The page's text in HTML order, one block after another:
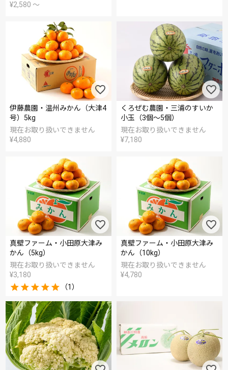
¥2,580 〜
伊藤農園・温州みかん（大津4
号）5kg
現在お取り扱いできません
¥4,880
くろぜむ農園・三浦のすいか
小玉（3個～5個）
現在お取り扱いできません
¥7,180
真壁ファーム・小田原大津み
かん（5kg）
現在お取り扱いできません
¥3,180
（1）
真壁ファーム・小田原大津み
かん（10kg）
現在お取り扱いできません
¥4,780